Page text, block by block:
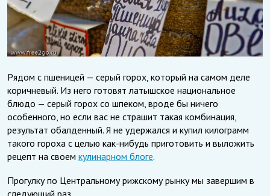
Рядом с пшеницей — серый горох, который на самом деле
коричневый. Из него готовят латышское национальное
блюдо — серый горох со шпеком, вроде бы ничего
особенного, но если вас не страшит такая комбинация,
результат обалденный. Я не удержался и купил килограмм
такого гороха с целью как-нибудь приготовить и выложить
рецепт на своем кулинарном блоге.
Прогулку по Центральному рижскому рынку мы завершим в
следующий раз.